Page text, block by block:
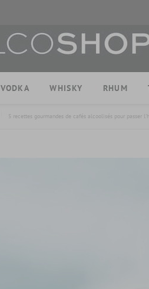
VODKA WHISKY RHUM
5 recettes gourmandes de cafés alcoolisés pour passer